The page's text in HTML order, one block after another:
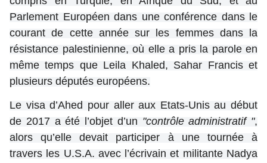
Parlement Européen dans une conférence dans le
courant de cette année sur les femmes dans la
résistance palestinienne, où elle a pris la parole en
même temps que Leila Khaled, Sahar Francis et
plusieurs députés européens.
Le visa d’Ahed pour aller aux Etats-Unis au début
de 2017 a été l’objet d’un "contrôle administratif ",
alors qu’elle devait participer à une tournée à
travers les U.S.A. avec l’écrivain et militante Nadya